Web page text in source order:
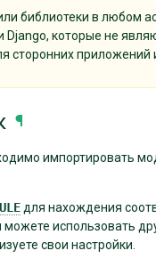
библиотеки в любом
которые не
сторонних приложений
¶
импортировать
для нахождения
использовать
свои настройки.